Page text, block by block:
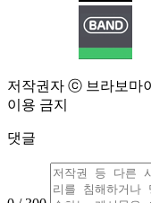
저작권자 ⓒ 브라보마
이용 금지
댓글